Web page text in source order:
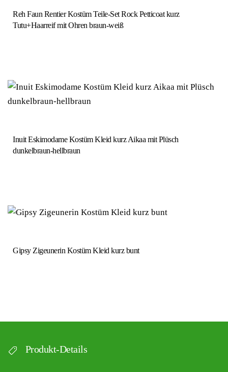
Reh Faun Rentier Kostüm Teile-Set Rock Petticoat kurz
Tutu+Haarreif mit Ohren braun-weiß
Inuit Eskimodame Kostüm Kleid kurz Aikaa mit Plüsch
dunkelbraun-hellbraun
Gipsy Zigeunerin Kostüm Kleid kurz bunt
Produkt-Details